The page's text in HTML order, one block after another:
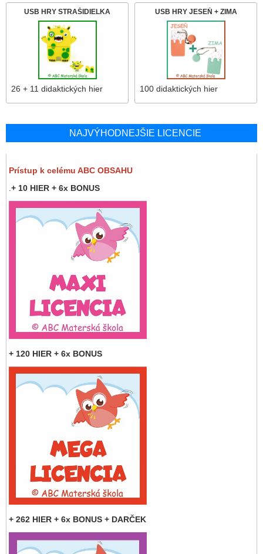
NAJVÝHODNEJŠIE LICENCIE
Prístup k celému ABC OBSAHU
+ 10 HIER + 6x BONUS
+ 120 HIER + 6x BONUS
+ 262 HIER + 6x BONUS + DARČEK
USB HRY STRAŠIDIELKA
26 + 11 didaktických hier
USB HRY JESEŇ + ZIMA
100 didaktických hier